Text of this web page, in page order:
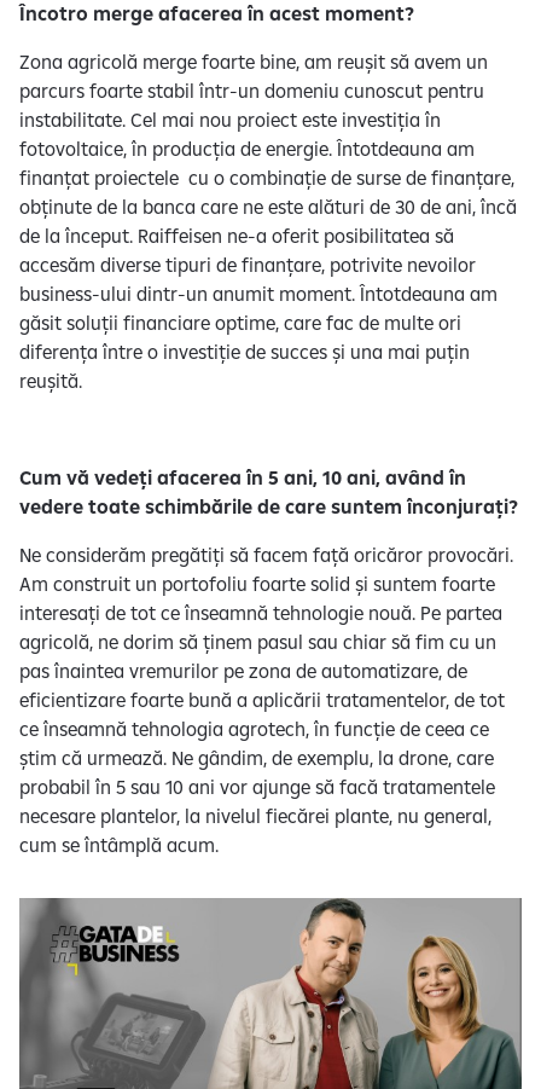
Încotro merge afacerea în acest moment?
Zona agricolă merge foarte bine, am reușit să avem un
parcurs foarte stabil într-un domeniu cunoscut pentru
instabilitate. Cel mai nou proiect este investiția în
fotovoltaice, în producția de energie. Întotdeauna am
finanțat proiectele cu o combinație de surse de finanțare,
obținute de la banca care ne este alături de 30 de ani, încă
de la început. Raiffeisen ne-a oferit posibilitatea să
accesăm diverse tipuri de finanțare, potrivite nevoilor
business-ului dintr-un anumit moment. Întotdeauna am
găsit soluții financiare optime, care fac de multe ori
diferența între o investiție de succes și una mai puțin
reușită.
Cum vă vedeți afacerea în 5 ani, 10 ani, având în
vedere toate schimbările de care suntem înconjurați?
Ne considerăm pregătiți să facem față oricăror provocări.
Am construit un portofoliu foarte solid și suntem foarte
interesați de tot ce înseamnă tehnologie nouă. Pe partea
agricolă, ne dorim să ținem pasul sau chiar să fim cu un
pas înaintea vremurilor pe zona de automatizare, de
eficientizare foarte bună a aplicării tratamentelor, de tot
ce înseamnă tehnologia agrotech, în funcție de ceea ce
știm că urmează. Ne gândim, de exemplu, la drone, care
probabil în 5 sau 10 ani vor ajunge să facă tratamentele
necesare plantelor, la nivelul fiecărei plante, nu general,
cum se întâmplă acum.